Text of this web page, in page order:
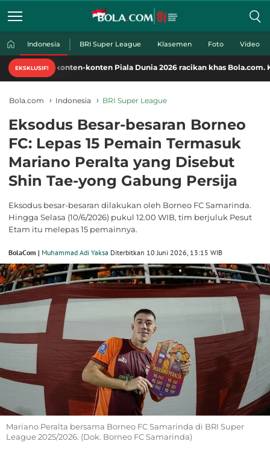
Indonesia BRI Super League Klasemen Foto Video
EKSKLUSIF!
konten Piala Dunia 2026 racikan khas Bola.com. Klik di sini!
Bola.com Indonesia BRI Super League
Eksodus Besar-besaran Borneo
FC: Lepas 15 Pemain Termasuk
Mariano Peralta yang Disebut
Shin Tae-yong Gabung Persija
Eksodus besar-besaran dilakukan oleh Borneo FC Samarinda.
Hingga Selasa (10/6/2026) pukul 12.00 WIB, tim berjuluk Pesut
Etam itu melepas 15 pemainnya.
BolaCom | Muhammad Adi Yaksa Diterbitkan 10 Juni 2026, 13:15 WIB
Mariano Peralta bersama Borneo FC Samarinda di BRI Super
League 2025/2026. (Dok. Borneo FC Samarinda)